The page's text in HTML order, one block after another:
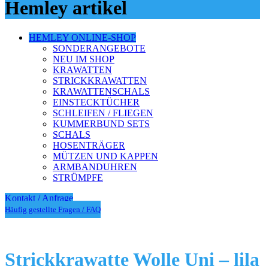
Hemley artikel
HEMLEY ONLINE-SHOP
SONDERANGEBOTE
NEU IM SHOP
KRAWATTEN
STRICKKRAWATTEN
KRAWATTENSCHALS
EINSTECKTÜCHER
SCHLEIFEN / FLIEGEN
KUMMERBUND SETS
SCHALS
HOSENTRÄGER
MÜTZEN UND KAPPEN
ARMBANDUHREN
STRÜMPFE
Kontakt / Anfrage
Häufig gestellte Fragen / FAQ
Strickkrawatte Wolle Uni – lila